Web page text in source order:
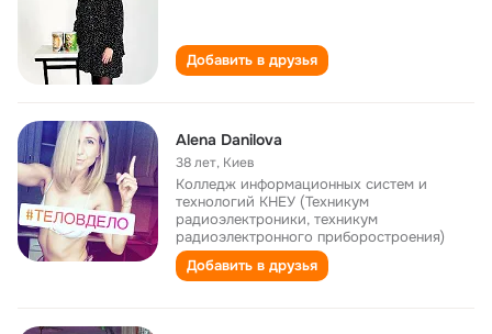
Добавить в друзья
Alena Danilova
38 лет, Киев
Колледж информационных систем и
технологий КНЕУ (Техникум
радиоэлектроники, техникум
радиоэлектронного приборостроения)
Добавить в друзья